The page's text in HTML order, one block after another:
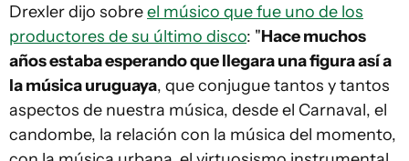
Drexler dijo sobreel músico que fue uno de los
productores de su último disco: "Hace muchos
años estaba esperando que llegara una figura así a
la música uruguaya, que conjugue tantos y tantos
aspectos de nuestra música, desde el Carnaval, el
candombe, la relación con la música del momento,